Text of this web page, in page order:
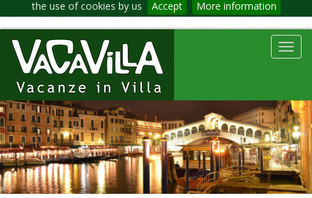
the use of cookies by us Accept More information